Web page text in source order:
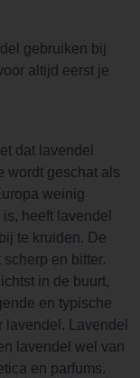
gebruiken bij
altijd eerst je
dat lavendel
wordt geschat als
weinig
heeft lavendel
te kruiden. De
en bitter.
in de buurt,
en typische
lavendel. Lavendel
lavendel wel van
en parfums.